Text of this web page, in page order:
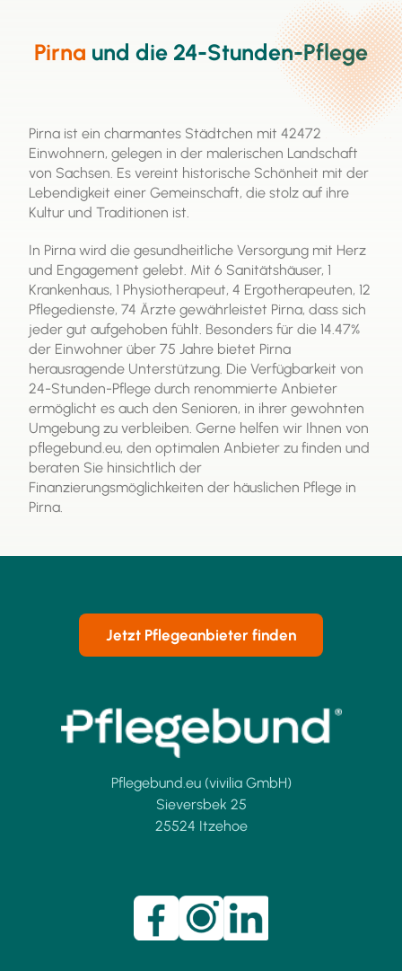
professioneller Pflegekräfte genutzt werden. Es ist
eine wichtige Ressource, um die häusliche Pflege zu
ermöglichen und die Lebensqualität von
Pflegebedürftigen zu verbessern.
Pirna und die 24-Stunden-Pflege
Pirna ist ein charmantes Städtchen mit 42472
Einwohnern, gelegen in der malerischen Landschaft
von Sachsen. Es vereint historische Schönheit mit der
Lebendigkeit einer Gemeinschaft, die stolz auf ihre
Kultur und Traditionen ist.
In Pirna wird die gesundheitliche Versorgung mit Herz
und Engagement gelebt. Mit 6 Sanitätshäuser, 1
Krankenhaus, 1 Physiotherapeut, 4 Ergotherapeuten, 12
Pflegedienste, 74 Ärzte gewährleistet Pirna, dass sich
jeder gut aufgehoben fühlt. Besonders für die 14.47%
der Einwohner über 75 Jahre bietet Pirna
herausragende Unterstützung. Die Verfügbarkeit von
24-Stunden-Pflege durch renommierte Anbieter
ermöglicht es auch den Senioren, in ihrer gewohnten
Umgebung zu verbleiben. Gerne helfen wir Ihnen von
pflegebund.eu, den optimalen Anbieter zu finden und
beraten Sie hinsichtlich der
Finanzierungsmöglichkeiten der häuslichen Pflege in
Pirna.
Jetzt Pflegeanbieter finden
Pflegebund.eu (vivilia GmbH)
Sieversbek 25
25524 Itzehoe